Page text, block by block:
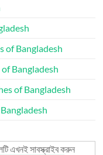
of Bangladesh
Bangladesh
of Bangladesh
এখনই সাবস্ক্রাইব করুন